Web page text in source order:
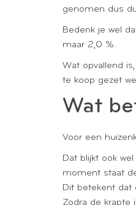
genomen dus
Bedenk je wel
maar 2,0 %.
Wat opvallend
te koop gezet
Wat
Voor een
Dat blijkt ook
moment staat
Dit betekent dat
Zodra de krapte